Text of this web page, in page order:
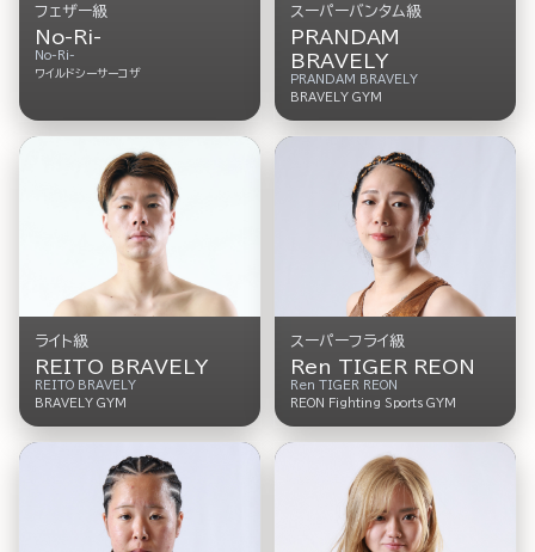
フェザー級
No-Ri-
No-Ri-
ワイルドシーサーコザ
スーパーバンタム級
PRANDAM
BRAVELY
PRANDAM BRAVELY
BRAVELY GYM
ライト級
REITO BRAVELY
REITO BRAVELY
BRAVELY GYM
スーパーフライ級
Ren TIGER REON
Ren TIGER REON
REON Fighting Sports GYM